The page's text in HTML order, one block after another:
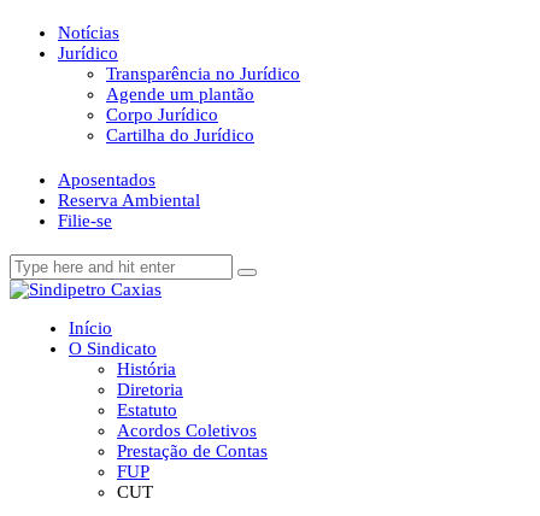
Notícias
Jurídico
Transparência no Jurídico
Agende um plantão
Corpo Jurídico
Cartilha do Jurídico
Aposentados
Reserva Ambiental
Filie-se
Início
O Sindicato
História
Diretoria
Estatuto
Acordos Coletivos
Prestação de Contas
FUP
CUT